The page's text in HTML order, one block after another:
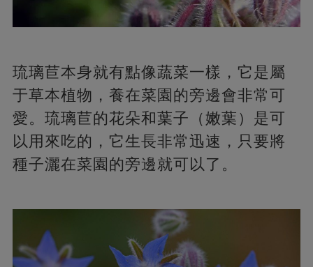
琉璃苣本身就有點像蔬菜一樣，它是屬
于草本植物，養在菜園的旁邊會非常可
愛。琉璃苣的花朵和葉子（嫩葉）是可
以用來吃的，它生長非常迅速，只要將
種子灑在菜園的旁邊就可以了。